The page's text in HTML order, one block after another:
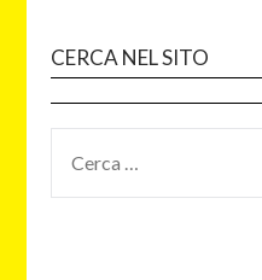
CERCA NEL SITO